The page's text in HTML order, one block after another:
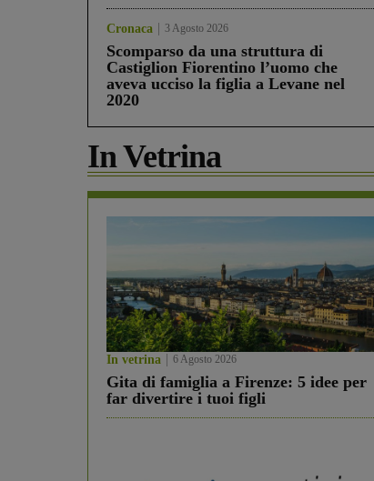
Cronaca 3 Agosto 2026
Scomparso da una struttura di
Castiglion Fiorentino l’uomo che
aveva ucciso la figlia a Levane nel
2020
In Vetrina
In vetrina 6 Agosto 2026
Gita di famiglia a Firenze: 5 idee per
far divertire i tuoi figli